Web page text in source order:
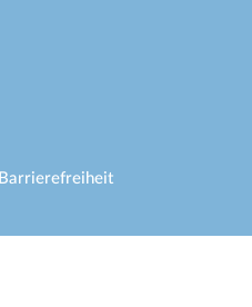
Barrierefreiheit